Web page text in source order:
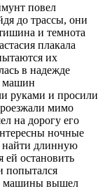
повел
до трассы, они
и темнота
плакала
их
в надежде
машин
руками и просили
мимо
на дорогу его
ночные
найти длинную
ей остановить
попытался
машины вышел